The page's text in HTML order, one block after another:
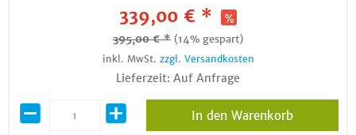
339,00 € *
395,00 € * (14% gespart)
inkl. MwSt. zzgl. Versandkosten
Lieferzeit: Auf Anfrage
In den Warenkorb